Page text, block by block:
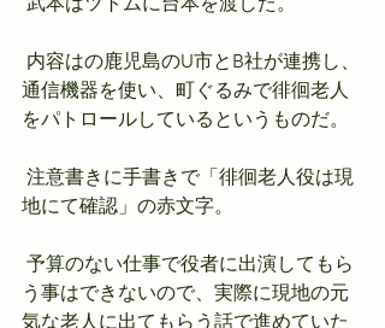
通信機器を使い、町ぐるみで徘徊老人
をパトロールしているというものだ。
地にて確認」の赤文字。
う事はできないので、実際に現地の元
気な老人に出てもらう話で進めていた